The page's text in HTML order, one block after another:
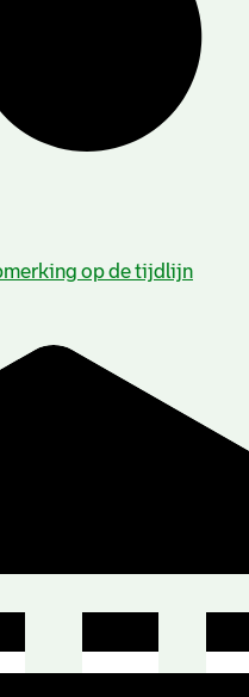
op de tijdlijn